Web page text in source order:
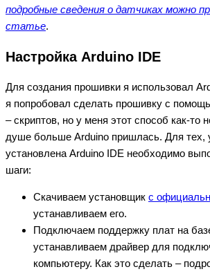
подробные сведения о датчиках можно
статье.
Настройка Arduino IDE
Для создания прошивки я использовал
я попробовал сделать прошивку с
– скриптов, но у меня этот способ как-то
душе больше Arduino пришлась. Для тех,
установлена Arduino IDE необходимо
шаги:
Скачиваем установщик c
устанавливаем его.
Подключаем поддержку плат на
устанавливаем драйвер для
компьютеру. Как это сделать –